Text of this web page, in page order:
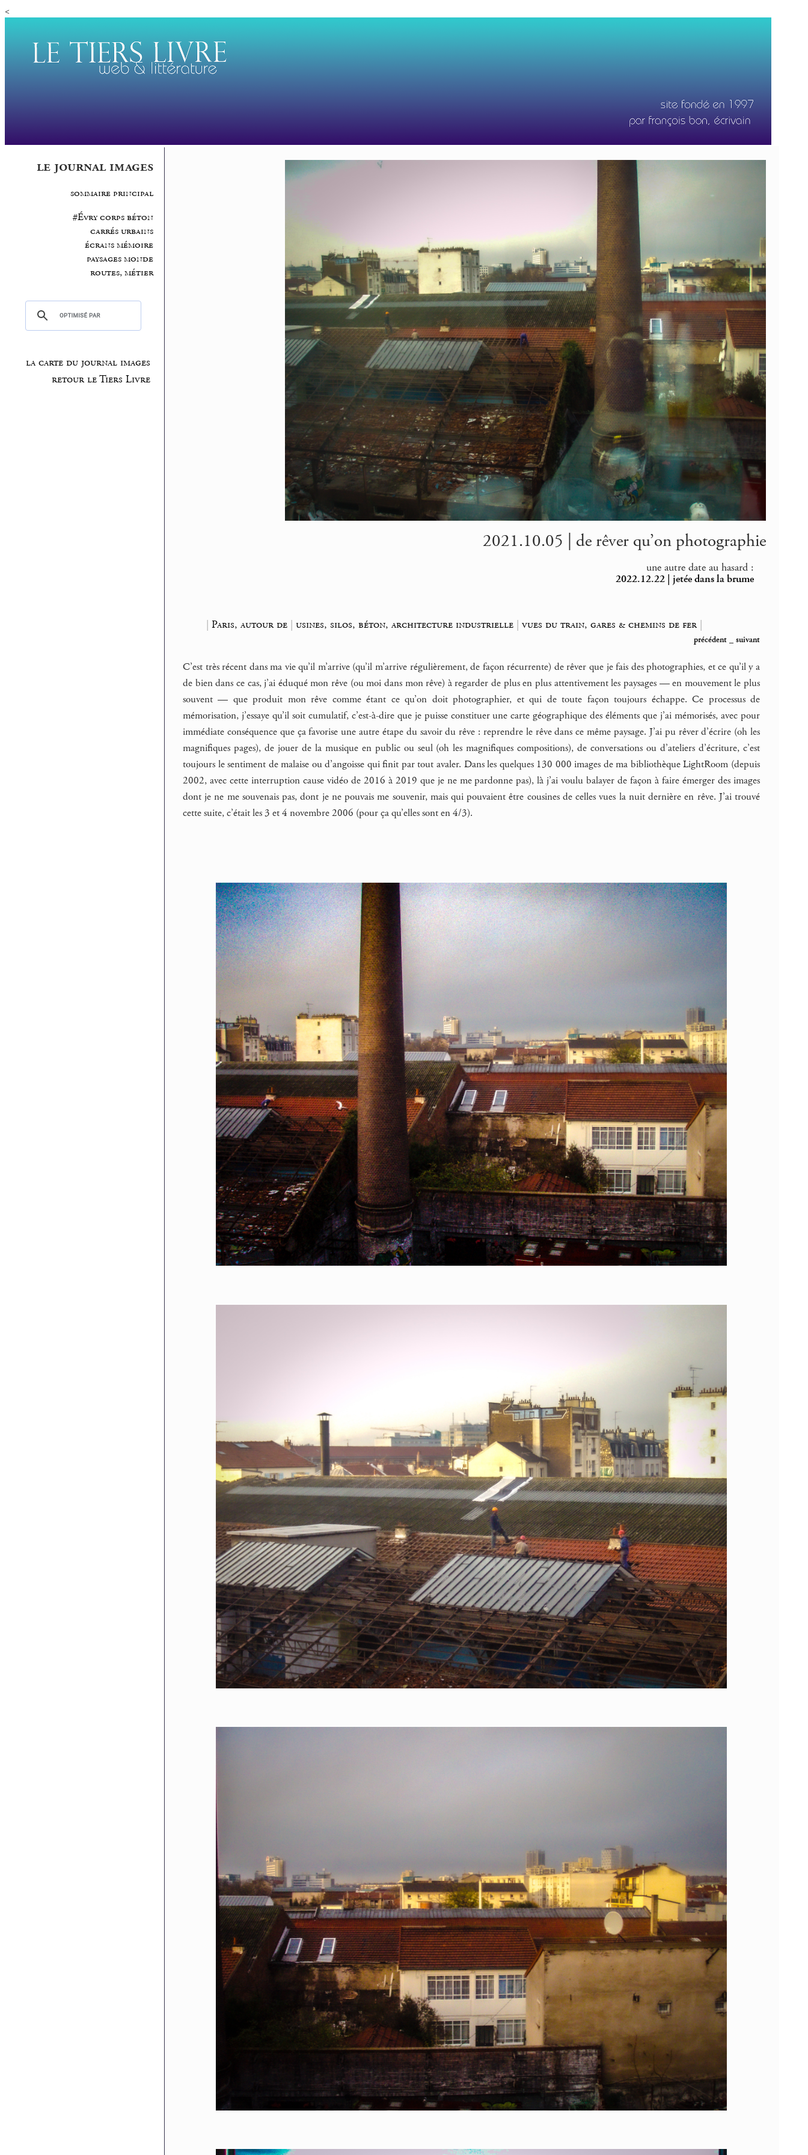
<
le journal images
sommaire principal
#Évry corps béton
carrés urbains
écrans mémoire
paysages monde
routes, métier
la carte du journal images
retour le Tiers Livre
2021.10.05 | de rêver qu’on photographie
une autre date au hasard :
2022.12.22 | jetée dans la brume
|Paris, autour de |usines, silos, béton, architecture industrielle |vues du train, gares & chemins de fer|
précédent _suivant
C’est très récent dans ma vie qu’il m’arrive (qu’il m’arrive régulièrement, de façon récurrente) de rêver que je fais des photographies, et ce qu’il y a
de bien dans ce cas, j’ai éduqué mon rêve (ou moi dans mon rêve) à regarder de plus en plus attentivement les paysages — en mouvement le plus
souvent — que produit mon rêve comme étant ce qu’on doit photographier, et qui de toute façon toujours échappe. Ce processus de
mémorisation, j’essaye qu’il soit cumulatif, c’est-à-dire que je puisse constituer une carte géographique des éléments que j’ai mémorisés, avec pour
immédiate conséquence que ça favorise une autre étape du savoir du rêve : reprendre le rêve dans ce même paysage. J’ai pu rêver d’écrire (oh les
magnifiques pages), de jouer de la musique en public ou seul (oh les magnifiques compositions), de conversations ou d’ateliers d’écriture, c’est
toujours le sentiment de malaise ou d’angoisse qui finit par tout avaler. Dans les quelques 130 000 images de ma bibliothèque LightRoom (depuis
2002, avec cette interruption cause vidéo de 2016 à 2019 que je ne me pardonne pas), là j’ai voulu balayer de façon à faire émerger des images
dont je ne me souvenais pas, dont je ne pouvais me souvenir, mais qui pouvaient être cousines de celles vues la nuit dernière en rêve. J’ai trouvé
cette suite, c’était les 3 et 4 novembre 2006 (pour ça qu’elles sont en 4/3).